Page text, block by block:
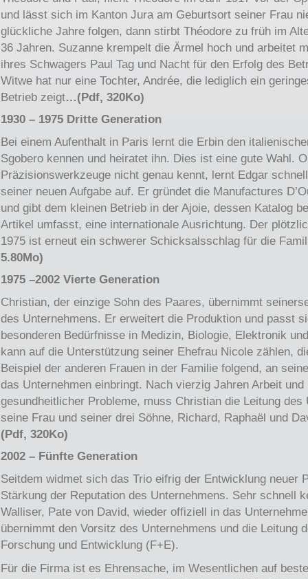
und lässt sich im Kanton Jura am Geburtsort seiner Frau
glückliche Jahre folgen, dann stirbt Théodore zu früh im
36 Jahren. Suzanne krempelt die Ärmel hoch und arbeitet
ihres Schwagers Paul Tag und Nacht für den Erfolg des
Witwe hat nur eine Tochter, Andrée, die lediglich ein
Betrieb zeigt…(Pdf, 320Ko)
1930 – 1975 Dritte Generation
Bei einem Aufenthalt in Paris lernt die Erbin den
Sgobero kennen und heiratet ihn. Dies ist eine gute Wahl.
Präzisionswerkzeuge nicht genau kennt, lernt Edgar
seiner neuen Aufgabe auf. Er gründet die Manufactures
und gibt dem kleinen Betrieb in der Ajoie, dessen Katalog
Artikel umfasst, eine internationale Ausrichtung. Der
1975 ist erneut ein schwerer Schicksalsschlag für die
5.80Mo)
1975 –2002 Vierte Generation
Christian, der einzige Sohn des Paares, übernimmt
des Unternehmens. Er erweitert die Produktion und passt
besonderen Bedürfnisse in Medizin, Biologie, Elektronik
kann auf die Unterstützung seiner Ehefrau Nicole zählen,
Beispiel der anderen Frauen in der Familie folgend, an
das Unternehmen einbringt. Nach vierzig Jahren Arbeit und
gesundheitlicher Probleme, muss Christian die Leitung des
seine Frau und seiner drei Söhne, Richard, Raphaël und
(Pdf, 320Ko)
2002 – Fünfte Generation
Seitdem widmet sich das Trio eifrig der Entwicklung neuer
Stärkung der Reputation des Unternehmens. Sehr schnell
Walliser, Pate von David, wieder offiziell in das
übernimmt den Vorsitz des Unternehmens und die Leitung
Forschung und Entwicklung (F+E).
Für die Firma ist es Ehrensache, im Wesentlichen auf